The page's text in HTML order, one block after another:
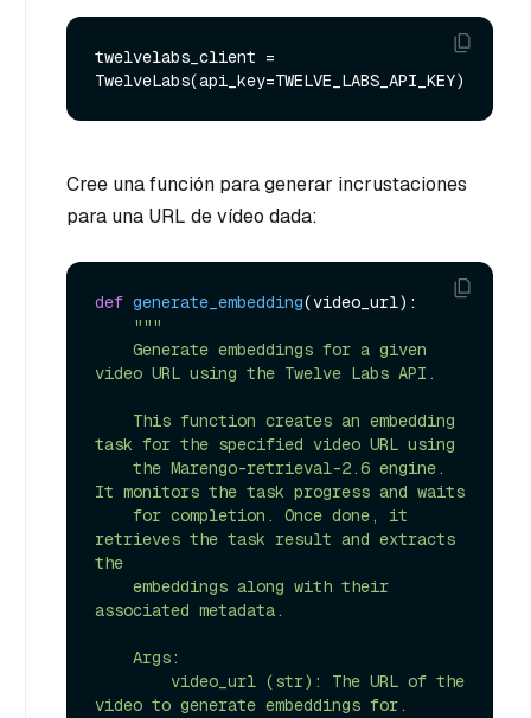
twelvelabs_client =
Cree una función para generar incrustaciones
para una URL de vídeo dada:
def generate_embedding(video_url):
"""
video URL using the Twelve Labs API.
task for the specified video URL using
It monitors the task progress and waits
retrieves the task result and extracts
the
associated metadata.
video to generate embeddings for.